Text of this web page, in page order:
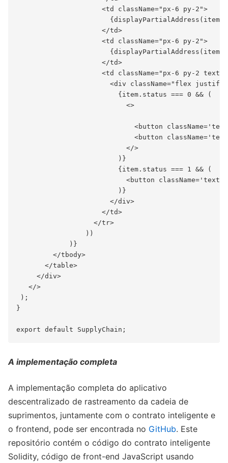
A implementação completa
A implementação completa do aplicativo
descentralizado de rastreamento da cadeia de
suprimentos, juntamente com o contrato inteligente e
o frontend, pode ser encontrada no GitHub. Este
repositório contém o código do contrato inteligente
Solidity, código de front-end JavaScript usando